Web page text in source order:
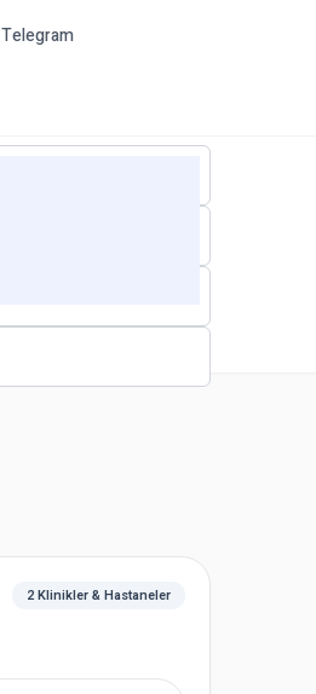
Telegram
2 Klinikler & Hastaneler